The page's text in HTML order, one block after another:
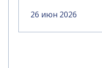
26 июн 2026